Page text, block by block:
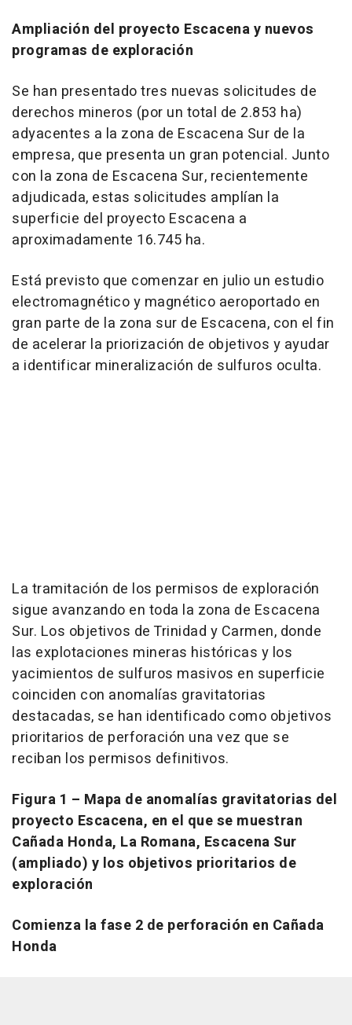
Ampliación del proyecto Escacena y nuevos
programas de exploración
Se han presentado tres nuevas solicitudes de
derechos mineros (por un total de 2.853 ha)
adyacentes a la zona de Escacena Sur de la
empresa, que presenta un gran potencial. Junto
con la zona de Escacena Sur, recientemente
adjudicada, estas solicitudes amplían la
superficie del proyecto Escacena a
aproximadamente 16.745 ha.
Está previsto que comenzar en julio un estudio
electromagnético y magnético aeroportado en
gran parte de la zona sur de Escacena, con el fin
de acelerar la priorización de objetivos y ayudar
a identificar mineralización de sulfuros oculta.
La tramitación de los permisos de exploración
sigue avanzando en toda la zona de Escacena
Sur. Los objetivos de Trinidad y Carmen, donde
las explotaciones mineras históricas y los
yacimientos de sulfuros masivos en superficie
coinciden con anomalías gravitatorias
destacadas, se han identificado como objetivos
prioritarios de perforación una vez que se
reciban los permisos definitivos.
Figura 1 – Mapa de anomalías gravitatorias del
proyecto Escacena, en el que se muestran
Cañada Honda, La Romana, Escacena Sur
(ampliado) y los objetivos prioritarios de
exploración
Comienza la fase 2 de perforación en Cañada
Honda